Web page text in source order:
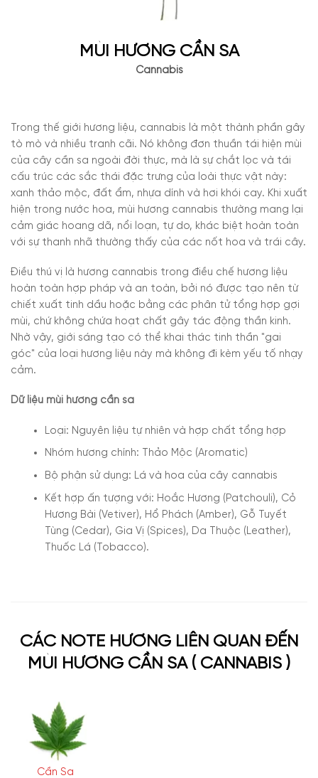
MÙI HƯƠNG CẦN SA
Cannabis
Trong thế giới hương liệu, cannabis là một thành phần gây
tò mò và nhiều tranh cãi. Nó không đơn thuần tái hiện mùi
của cây cần sa ngoài đời thực, mà là sự chắt lọc và tái
cấu trúc các sắc thái đặc trưng của loài thực vật này:
xanh thảo mộc, đất ẩm, nhựa dính và hơi khói cay. Khi xuất
hiện trong nước hoa, mùi hương cannabis thường mang lại
cảm giác hoang dã, nổi loạn, tự do, khác biệt hoàn toàn
với sự thanh nhã thường thấy của các nốt hoa và trái cây.
Điều thú vị là hương cannabis trong điều chế hương liệu
hoàn toàn hợp pháp và an toàn, bởi nó được tạo nên từ
chiết xuất tinh dầu hoặc bằng các phân tử tổng hợp gợi
mùi, chứ không chứa hoạt chất gây tác động thần kinh.
Nhờ vậy, giới sáng tạo có thể khai thác tinh thần "gai
góc" của loại hương liệu này mà không đi kèm yếu tố nhạy
cảm.
Dữ liệu mùi hương cần sa
Loại: Nguyên liệu tự nhiên và hợp chất tổng hợp
Nhóm hương chính: Thảo Mộc (Aromatic)
Bộ phận sử dụng: Lá và hoa của cây cannabis
Kết hợp ấn tượng với: Hoắc Hương (Patchouli), Cỏ
Hương Bài (Vetiver), Hổ Phách (Amber), Gỗ Tuyết
Tùng (Cedar), Gia Vị (Spices), Da Thuộc (Leather),
Thuốc Lá (Tobacco).
CÁC NOTE HƯƠNG LIÊN QUAN ĐẾN
MÙI HƯƠNG CẦN SA ( CANNABIS )
Cần Sa